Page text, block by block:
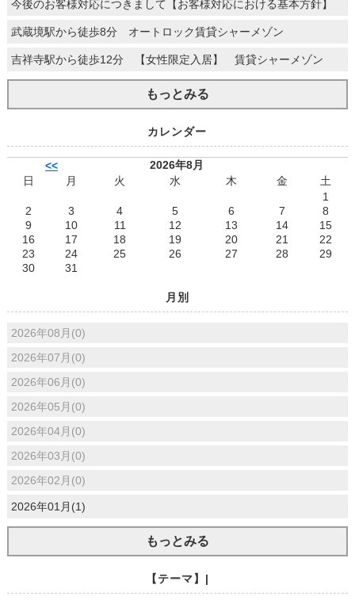
今後のお客様対応につきまして【お客様対応における基本方針】
武蔵境駅から徒歩8分 オートロック賃貸シャーメゾン
吉祥寺駅から徒歩12分 【女性限定入居】 賃貸シャーメゾン
もっとみる
カレンダー
<<
2026年8月
日
月 火 水 木 金
土
1
2
3 4 5 6 7
8
9
10 11 12 13 14
15
16
17 18 19 20 21
22
23
24 25 26 27 28
29
30
31
月別
2026年08月(0)
2026年07月(0)
2026年06月(0)
2026年05月(0)
2026年04月(0)
2026年03月(0)
2026年02月(0)
2026年01月(1)
もっとみる
【テーマ】|